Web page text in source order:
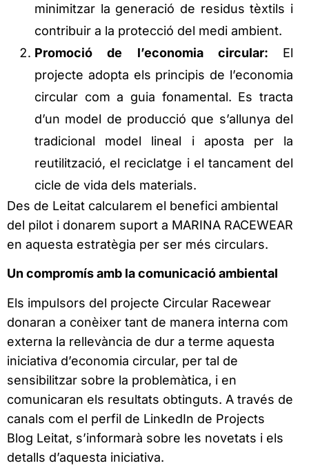
minimitzar la generació de residus tèxtils i
contribuir a la protecció del medi ambient.
Promoció de l’economia circular: El
projecte adopta els principis de l’economia
circular com a guia fonamental. Es tracta
d’un model de producció que s’allunya del
tradicional model lineal i aposta per la
reutilització, el reciclatge i el tancament del
cicle de vida dels materials.
Des de Leitat calcularem el benefici ambiental
del pilot i donarem suport a MARINA RACEWEAR
en aquesta estratègia per ser més circulars.
Un compromís amb la comunicació ambiental
Els impulsors del projecte Circular Racewear
donaran a conèixer tant de manera interna com
externa la rellevància de dur a terme aquesta
iniciativa d’economia circular, per tal de
sensibilitzar sobre la problemàtica, i en
comunicaran els resultats obtinguts. A través de
canals com el perfil de LinkedIn de Projects
Blog Leitat, s’informarà sobre les novetats i els
detalls d’aquesta iniciativa.